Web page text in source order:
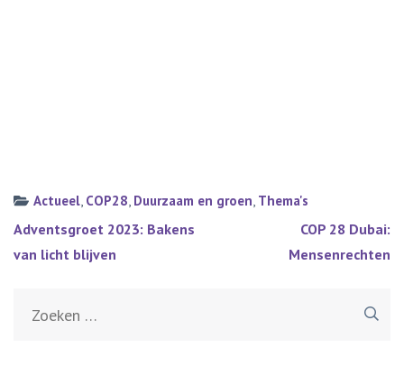
Actueel, COP28, Duurzaam en groen, Thema's
Bericht
navigatie
Adventsgroet 2023: Bakens
van licht blijven
COP 28 Dubai:
Mensenrechten